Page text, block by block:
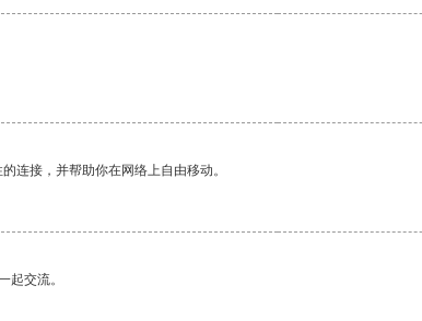
连接，并帮助你在网络上自由移动。
起交流。